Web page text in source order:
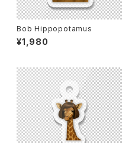
Bob Hippopotamus
¥1,980